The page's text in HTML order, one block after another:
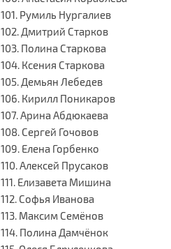
101. Румиль Нургалиев
102. Дмитрий Старков
103. Полина Старкова
104. Ксения Старкова
105. Демьян Лебедев
106. Кирилл Поникаров
107. Арина Абдюкаева
108. Сергей Гочовов
109. Елена Горбенко
110. Алексей Прусаков
111. Елизавета Мишина
112. Софья Иванова
113. Максим Семёнов
114. Полина Дамчёнок